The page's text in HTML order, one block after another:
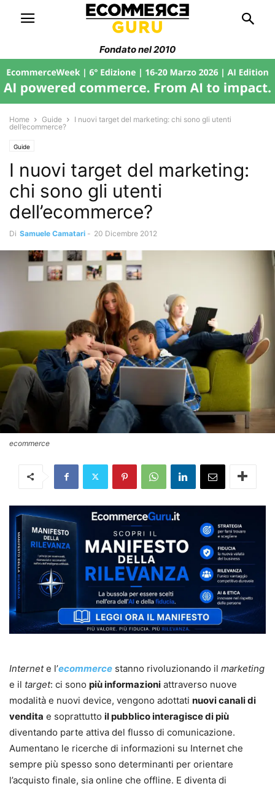
Fondato nel 2010
Home Guide
I nuovi target del marketing: chi sono gli utenti
dell’ecommerce?
Guide
I nuovi target del marketing:
chi sono gli utenti
dell’ecommerce?
Di Samuele Camatari - 20 Dicembre 2012
ecommerce
Internete l’ecommerce stanno rivoluzionando il marketing
e il target: ci sono più informazioni attraverso nuove
modalità e nuovi device, vengono adottati nuovi canali di
vendita e soprattutto il pubblico interagisce di più
diventando parte attiva del flusso di comunicazione.
Aumentano le ricerche di informazioni su Internet che
sempre più spesso sono determinanti per orientare
l’acquisto finale, sia online che offline. E diventa di